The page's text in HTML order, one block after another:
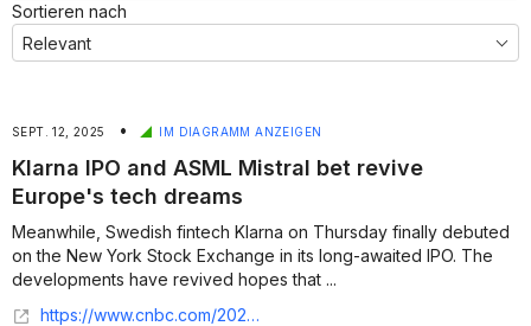
Sortieren nach
SEPT. 12, 2025 • IM DIAGRAMM ANZEIGEN
Klarna IPO and ASML Mistral bet revive
Europe's tech dreams
Meanwhile, Swedish fintech Klarna on Thursday finally debuted
on the New York Stock Exchange in its long-awaited IPO. The
developments have revived hopes that ...
https://www.cnbc.com/2025/09/11/klarna-ipo-and-asml-mistral-bet-revive-europes-tech-dreams.html